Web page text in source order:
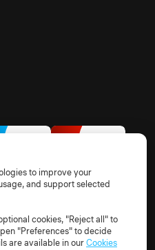
TOM DPASubprocessors
settings
to improve your
and support selected
cookies, "Reject all" to
"Preferences" to decide
are available in ourCookies